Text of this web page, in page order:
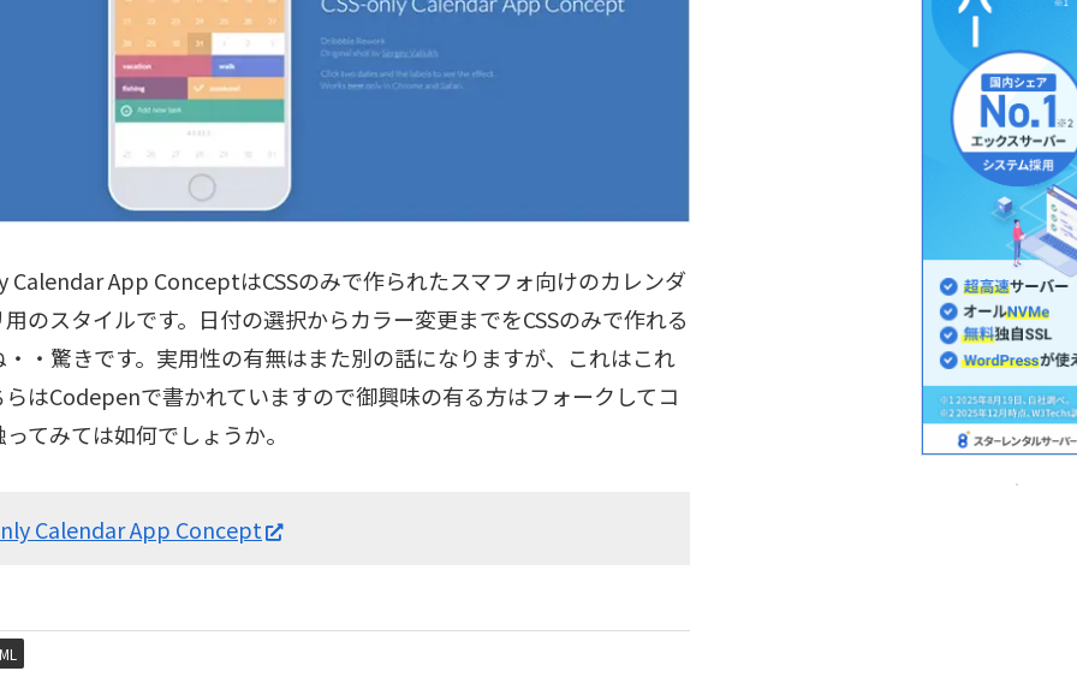
Calendar App ConceptはCSSのみで作られたスマフォ向けのカレンダ
のスタイルです。日付の選択からカラー変更までをCSSのみで作れる
・驚きです。実用性の有無はまた別の話になりますが、これはこれ
はCodepenで書かれていますので御興味の有る方はフォークしてコ
てみては如何でしょうか。
Calendar App Concept